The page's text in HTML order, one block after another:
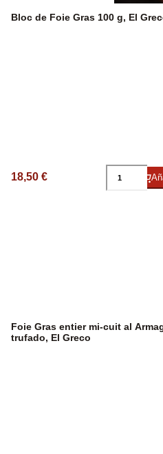
Bloc de Foie Gras 100 g, El
18,50 €
Foie Gras entier mi-cuit al
trufado, El Greco